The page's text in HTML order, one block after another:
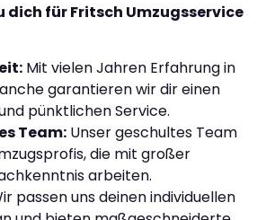
für Fritsch Umzugsservice
Mit vielen Jahren Erfahrung in
garantieren wir dir einen
pünktlichen Service.
Team: Unser geschultes Team
die mit großer
arbeiten.
passen uns deinen individuellen